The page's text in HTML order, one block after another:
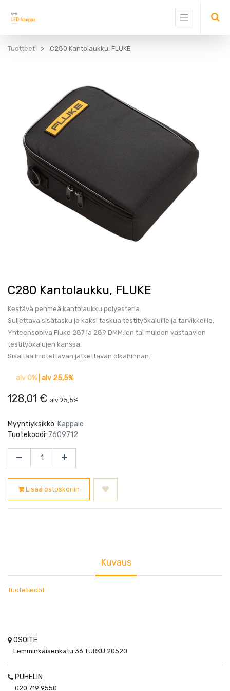
Tuotteet C280 Kantolaukku, FLUKE
C280 Kantolaukku, FLUKE
Kestävä pehmeä kantolaukku polyesteria.
Suljettava sisätasku ja kaksi taskua testityökaluille ja tarvikkeille.
Yhteensopiva Fluke 287 ja 289 DMM:ien tai muiden vastaavien
testityökalujen kanssa.
Sisältää irrotettavan jatkettavan olkahihnan.
alv 0%| alv 25,5%
128,01 € alv 25,5%
Myyntiyksikkö: Kappale
Tuotekoodi: 7609712
Lisää ostoskoriin
Kuvaus
Tuotetiedot
OSOITE
Lemminkäisenkatu 36 TURKU 20520
PUHELIN
020 719 9550